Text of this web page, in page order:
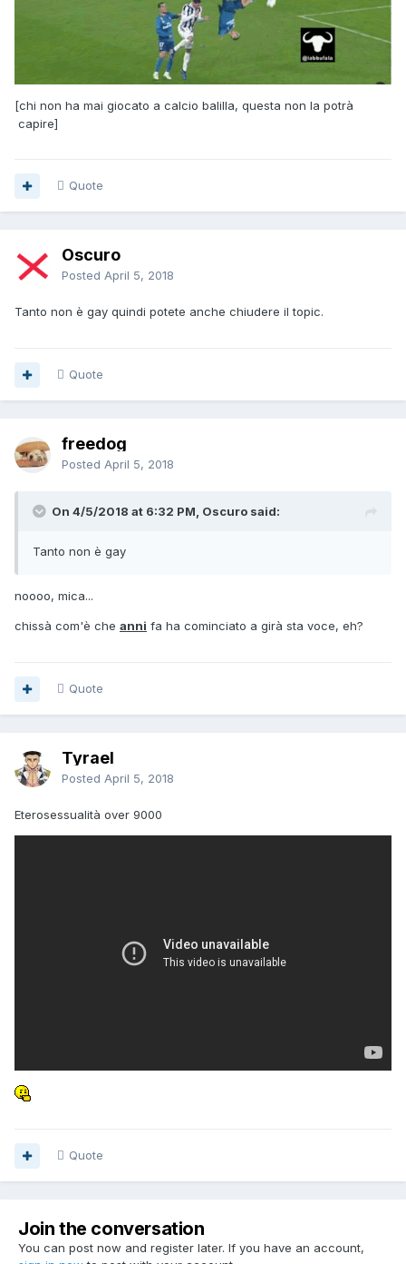
[chi non ha mai giocato a calcio balilla, questa non la potrà
capire]
Quote
Oscuro
Posted April 5, 2018
Tanto non è gay quindi potete anche chiudere il topic.
Quote
freedog
Posted April 5, 2018
On 4/5/2018 at 6:32 PM, Oscuro said:
Tanto non è gay
noooo, mica...
chissà com'è che anni fa ha cominciato a girà sta voce, eh?
Quote
Tyrael
Posted April 5, 2018
Eterosessualità over 9000
Quote
Join the conversation
You can post now and register later. If you have an account,